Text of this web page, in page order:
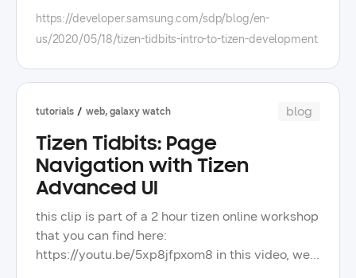
자의 영역을 인공지능이 대체하여 상품 판매 전략
에 대한 의사를 결정하고 이를 실행하도록 유도한
판단을 바탕으로 ‘superhuman intelligence’에서
개국 대상 10개 플랫폼의 멀티채널로 구축하는 프
로젝트를 진행하고 있다고 밝혀 청중들로부터 응원
과 격려를 받았습니다. 세션에서는 삼성전자 개발
자의 개발 스토리를 유머러스하게 풀어내기도 했습
니다. 삼성전자 mx 사업부의 개발자 이바로슬 프로
는 ‘코딩은 사랑을 싣고’라는 주제로 발표를 했는데,
코딩이라는 도구를 통해 인연을 찾아보길 바란다고
말하며, 개발자가 연애를 시작하고 본인을 소개하
https://youtu.be/5xp8jfpxom8 you can also
connect with me, diego, a sr. developer
evangelist, on twitter:
https://twitter.com/hielo777 check out other
videos, blog posts, and tips to improve your
tizen app development. check the tizen tidbits
about the wide selection of samsung
technologies on our developer portal.
https://developer.samsung.com/sdp/blog/en-
us/2020/05/18/tizen-tidbits-intro-to-tizen-development
tutorials web, galaxy watch blog
Tizen Tidbits: Page
Navigation with Tizen
Advanced UI
this clip is part of a 2 hour tizen online workshop
that you can find here:
https://youtu.be/5xp8jfpxom8 in this video, we